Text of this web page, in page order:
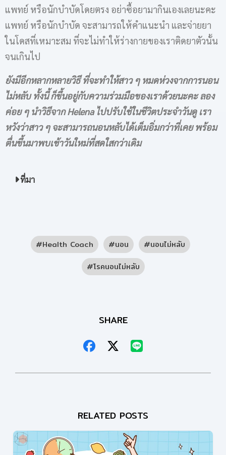
แพทย์ หรือนักบำบัดโดยตรง อย่าซื้อยามากินเองเลยนะคะ
แพทย์ หรือนักบำบัด จะสามารถให้คำแนะนำ และจ่ายยา
ในโดสที่เหมาะสม ที่จะไม่ทำให้ร่างกายของเราติดยาตัวนั้น
จนเกินไป
ยังมีอีกหลากหลายวิธี ที่จะทำให้สาว ๆ หมดห่วงจากการนอน
ไม่หลับ ทั้งนี้ ก็ขึ้นอยู่กับความร่วมมือของเราด้วยนะคะ ลอง
ค่อย ๆ นำวิธีจาก Helena ไปปรับใช้ในชีวิตประจำวันดู เรา
หวังว่าสาว ๆ จะสามารถนอนหลับได้เต็มอิ่มกว่าที่เคย พร้อม
ตื่นขึ้นมาพบเช้าวันใหม่ที่สดใสกว่าเดิม
ที่มา
Health Coach นอน
นอนไม่หลับ
โรคนอนไม่หลับ
SHARE
RELATED POSTS